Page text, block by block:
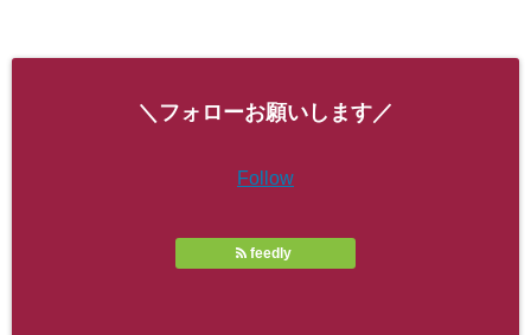
＼フォローお願いします／
Follow
feedly